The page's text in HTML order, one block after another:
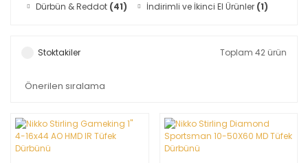
Dürbün & Reddot (41) İndirimli ve İkinci El Ürünler (1)
Stoktakiler Toplam 42 ürün